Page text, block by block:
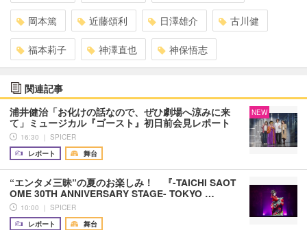
岡本篤 近藤頌利 日澤雄介 古川健
福本莉子 神澤直也 神保悟志
関連記事
浦井健治「お化けの話なので、ぜひ劇場へ涼みに来
て」ミュージカル『ゴースト』初日前会見レポート
16:30 ｜ SPICER
レポート
舞台
NEW
“エンタメ三昧”の夏のお楽しみ！ 『-TAICHI SAOT
OME 30TH ANNIVERSARY STAGE- TOKYO …
10:00 ｜ SPICER
レポート
舞台